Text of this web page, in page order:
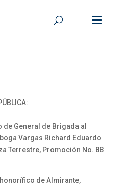
General de Brigada al
Vargas Richard Eduardo
Terrestre, Promoción No. 88
de Almirante,